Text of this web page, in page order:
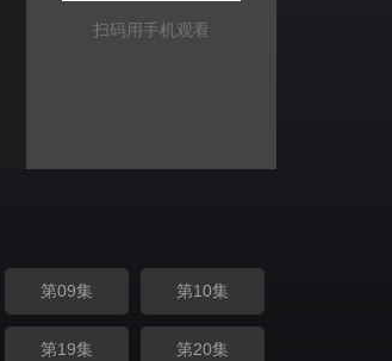
扫码用手机观看
第09集 第10集
第19集 第20集